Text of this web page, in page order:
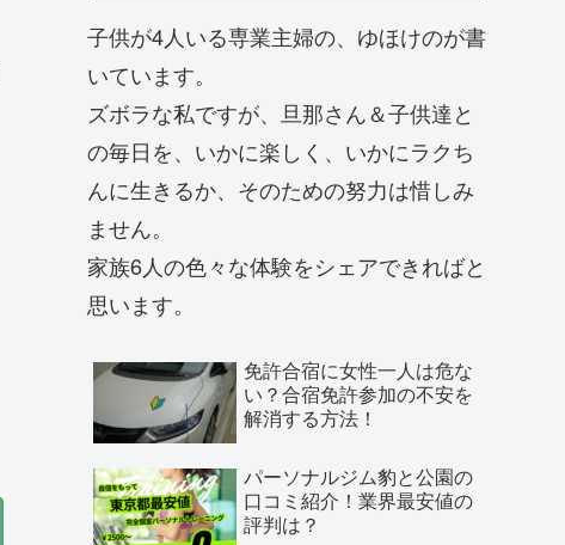
子供が4人いる専業主婦の、ゆほけのが書
いています。
ズボラな私ですが、旦那さん＆子供達と
の毎日を、いかに楽しく、いかにラクち
んに生きるか、そのための努力は惜しみ
ません。
家族6人の色々な体験をシェアできればと
思います。
免許合宿に女性一人は危な
い？合宿免許参加の不安を
解消する方法！
パーソナルジム豹と公園の
口コミ紹介！業界最安値の
評判は？